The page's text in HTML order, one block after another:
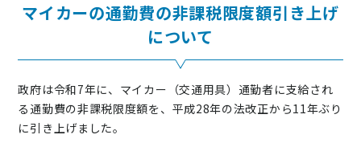
マイカーの通勤費の非課税限度額引き上げ
について
政府は令和7年に、マイカー（交通用具）通勤者に支給され
る通勤費の非課税限度額を、平成28年の法改正から11年ぶり
に引き上げました。